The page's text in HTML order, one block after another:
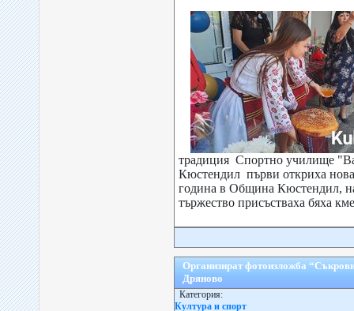
традиция Спортно училище
Кюстендил първи откриха
година в Община Кюстендил,
тържество присъстваха бяха
Организират фотоизложба
Дряново
Категория:
Култура и спорт